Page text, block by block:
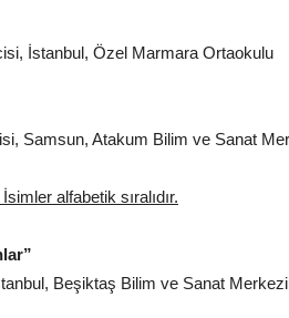
İstanbul, Özel Marmara Ortaokulu
Samsun, Atakum Bilim ve Sanat
İsimler alfabetik sıralıdır.
Beşiktaş Bilim ve Sanat Merkezi